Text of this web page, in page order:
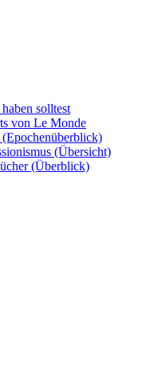
solltest
von Le Monde
(Übersicht)
(Überblick)